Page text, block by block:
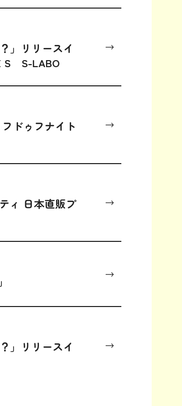
」リリースイ
S S-LABO
ドゥフナイト
ィ 日本直販プ
」リリースイ